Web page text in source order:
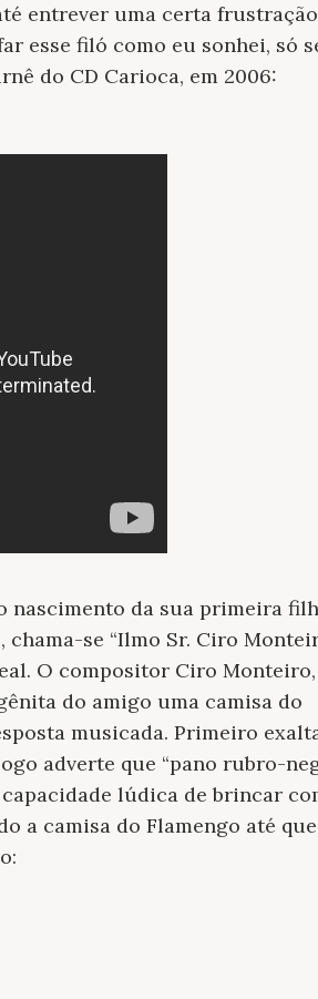
entrever uma certa
esse filó como eu sonhei, só
do CD Carioca, em 2006:
nascimento da sua primeira
se “Ilmo Sr. Ciro
O compositor Ciro Monteiro,
do amigo uma camisa do
musicada. Primeiro
adverte que “pano rubro-
lúdica de brincar
a camisa do Flamengo até